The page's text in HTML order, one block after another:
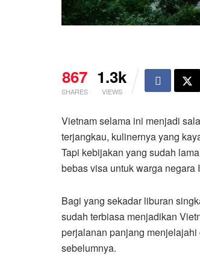
867
SHARES
1.3k
VIEWS
Vietnam selama ini menjadi
terjangkau, kulinernya yang
Tapi kebijakan yang sudah
bebas visa untuk warga
Bagi yang sekadar liburan
sudah terbiasa menjadikan
perjalanan panjang
sebelumnya.